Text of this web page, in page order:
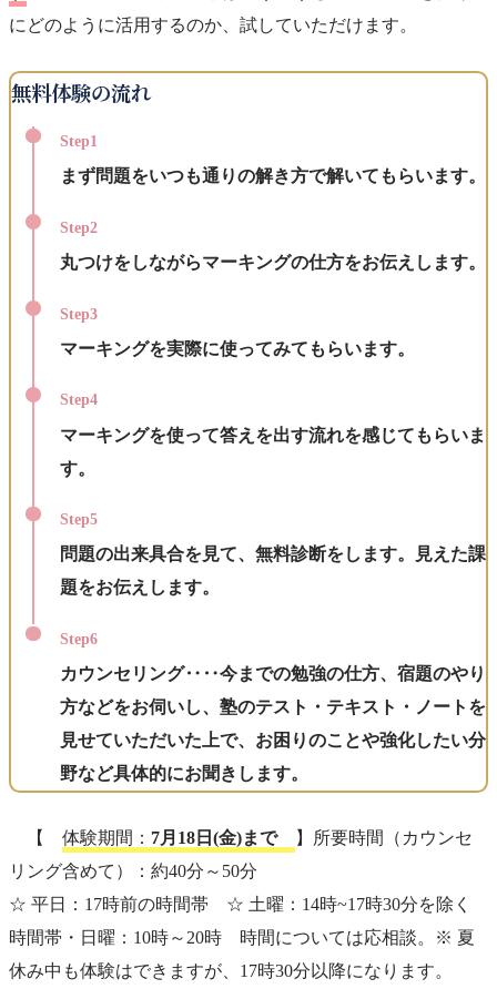
にどのように活用するのか、試していただけます。
無料体験の流れ
Step1
まず問題をいつも通りの解き方で解いてもらいます。
Step2
丸つけをしながらマーキングの仕方をお伝えします。
Step3
マーキングを実際に使ってみてもらいます。
Step4
マーキングを使って答えを出す流れを感じてもらいま
す。
Step5
問題の出来具合を見て、無料診断をします。見えた課
題をお伝えします。
Step6
カウンセリング‥‥今までの勉強の仕方、宿題のやり
方などをお伺いし、塾のテスト・テキスト・ノートを
見せていただいた上で、お困りのことや強化したい分
野など具体的にお聞きします。
【 体験期間： 7月18日(金)まで
】所要時間（カウンセ
リング含めて）：約40分～50分
☆ 平日：17時前の時間帯 ☆ 土曜：14時~17時30分を除く
時間帯・日曜：10時～20時 時間については応相談。※ 夏
休み中も体験はできますが、17時30分以降になります。